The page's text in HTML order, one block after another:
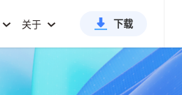
关于 下载